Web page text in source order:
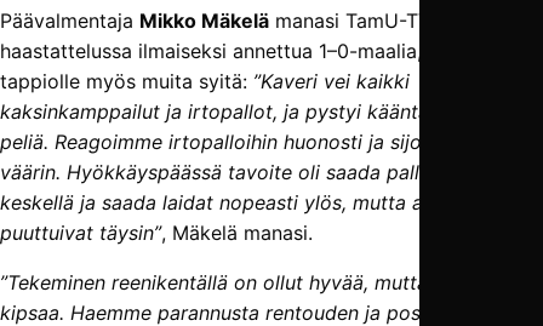
Päävalmentaja Mikko Mäkelä manasi TamU-TV:n
haastattelussa ilmaiseksi annettua 1–0-maalia, mutta löysi
tappiolle myös muita syitä: ”Kaveri vei kaikki
kaksinkamppailut ja irtopallot, ja pystyi kääntämään niistä
peliä. Reagoimme irtopalloihin huonosti ja sijoitumme
väärin. Hyökkäyspäässä tavoite oli saada pallonhallinta
keskellä ja saada laidat nopeasti ylös, mutta aloitteet
puuttuivat täysin”, Mäkelä manasi.
”Tekeminen reenikentällä on ollut hyvää, mutta kentällä
kipsaa. Haemme parannusta rentouden ja positiivisen